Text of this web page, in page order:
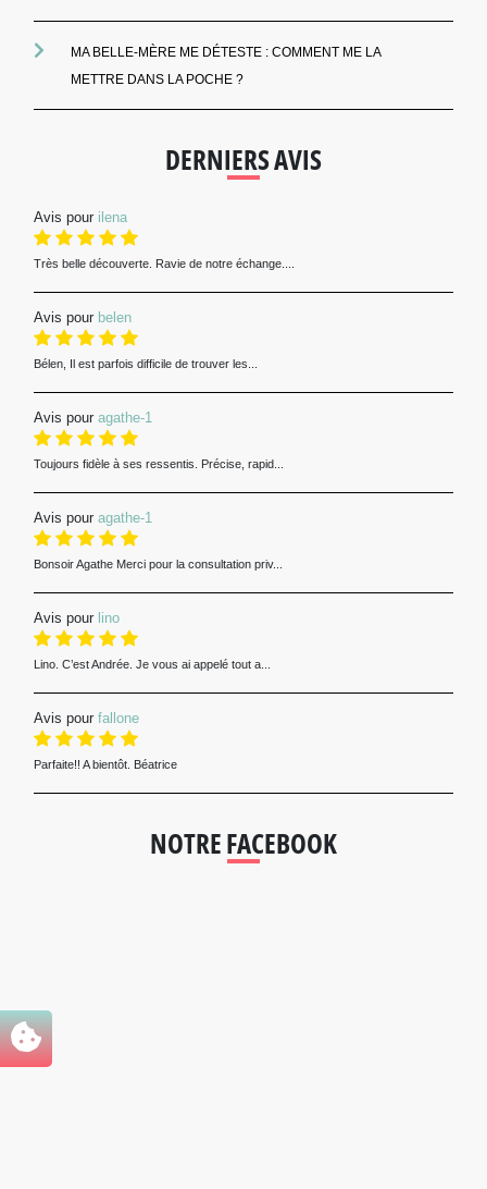
MA BELLE-MÈRE ME DÉTESTE : COMMENT ME LA
METTRE DANS LA POCHE ?
DERNIERS AVIS
Avis pour ilena
Très belle découverte. Ravie de notre échange....
Avis pour belen
Bélen, Il est parfois difficile de trouver les...
Avis pour agathe-1
Toujours fidèle à ses ressentis. Précise, rapid...
Avis pour agathe-1
Bonsoir Agathe Merci pour la consultation priv...
Avis pour lino
Lino. C’est Andrée. Je vous ai appelé tout a...
Avis pour fallone
Parfaite!! A bientôt. Béatrice
NOTRE FACEBOOK